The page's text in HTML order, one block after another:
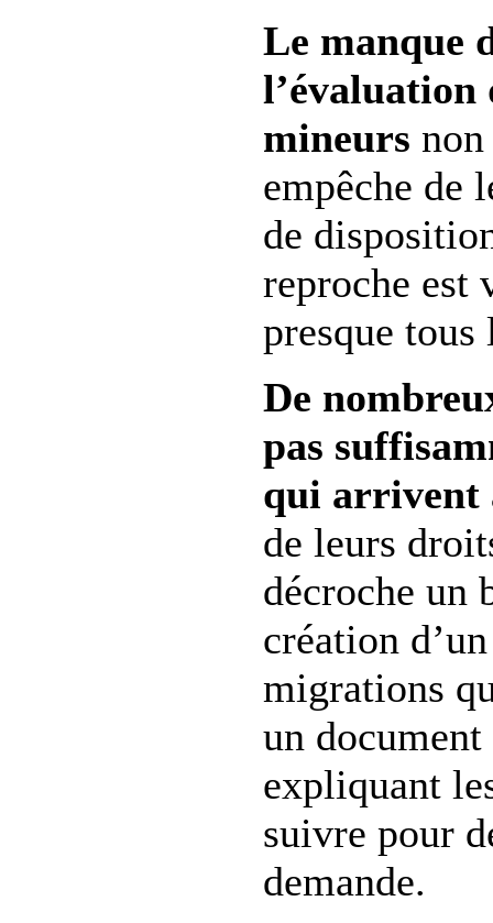
Le manque
l’évaluation
mineurs non
empêche de
de
reproche est
presque tous
De
pas
qui arrivent
de leurs
décroche un
création
migrations
un
expliquant
suivre pour
demande.